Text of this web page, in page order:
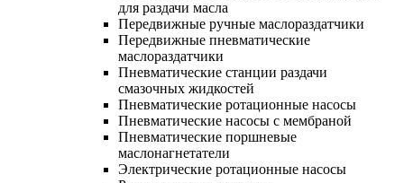
для раздачи масла
Передвижные ручные маслораздатчики
Передвижные пневматические
маслораздатчики
Пневматические станции раздачи
смазочных жидкостей
Пневматические ротационные насосы
Пневматические насосы с мембраной
Пневматические поршневые
маслонагнетатели
Электрические ротационные насосы